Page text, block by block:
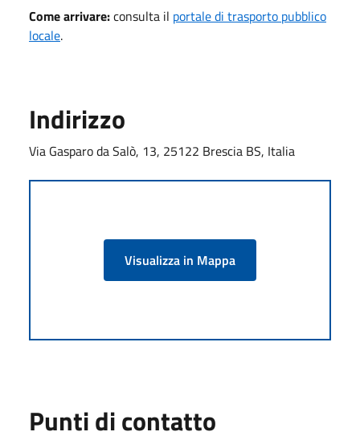
Come arrivare:consulta il portale di trasporto pubblico
locale.
Indirizzo
Via Gasparo da Salò, 13, 25122 Brescia BS, Italia
Visualizza in Mappa
Punti di contatto